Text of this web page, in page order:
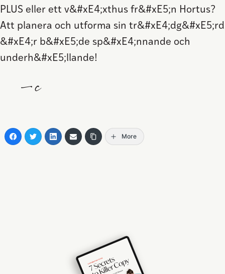
PLUS eller ett v&#xE4;xthus fr&#xE5;n Hortus?
Att planera och utforma sin tr&#xE4;dg&#xE5;rd
&#xE4;r b&#xE5;de sp&#xE4;nnande och
underh&#xE5;llande!
—c
More